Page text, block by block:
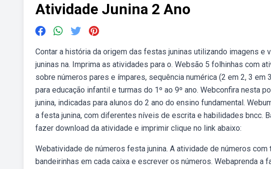
Atividade Junina 2 Ano
Contar a história da origem das festas juninas utilizando imagens
juninas na. Imprima as atividades para o. Websão 5 folhinhas com
sobre números pares e ímpares, sequência numérica (2 em 2, 3
para educação infantil e turmas do 1º ao 9º ano. Webconfira nesta
junina, indicadas para alunos do 2 ano do ensino fundamental.
a festa junina, com diferentes níveis de escrita e habilidades bncc.
fazer download da atividade e imprimir clique no link abaixo:
Webatividade de números festa junina. A atividade de números
bandeirinhas em cada caixa e escrever os números. Webaprenda a